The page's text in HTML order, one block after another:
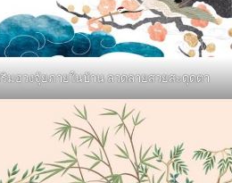
ริมฮวงจุ้ยภายในบ้าน ลวดลายสวยสะดุดตา